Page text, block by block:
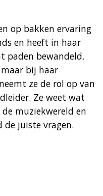
op bakken ervaring
en heeft in haar
paden bewandeld.
bij haar
ze de rol op van
Ze weet wat
muziekwereld en
juiste vragen.